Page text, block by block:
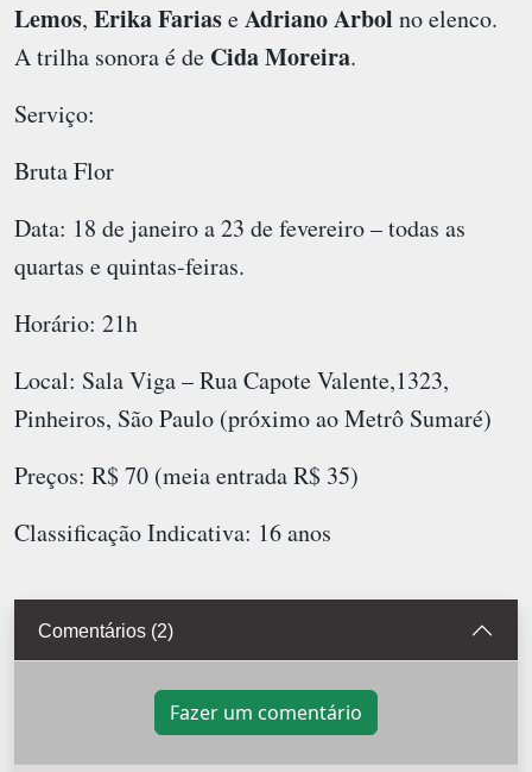
Lemos, Erika FariaseAdriano Arbol no elenco.
A trilha sonora é de Cida Moreira.
Serviço:
Bruta Flor
Data: 18 de janeiro a 23 de fevereiro – todas as
quartas e quintas-feiras.
Horário: 21h
Local: Sala Viga – Rua Capote Valente,1323,
Pinheiros, São Paulo (próximo ao Metrô Sumaré)
Preços: R$ 70 (meia entrada R$ 35)
Classificação Indicativa: 16 anos
Comentários (2)
Fazer um comentário